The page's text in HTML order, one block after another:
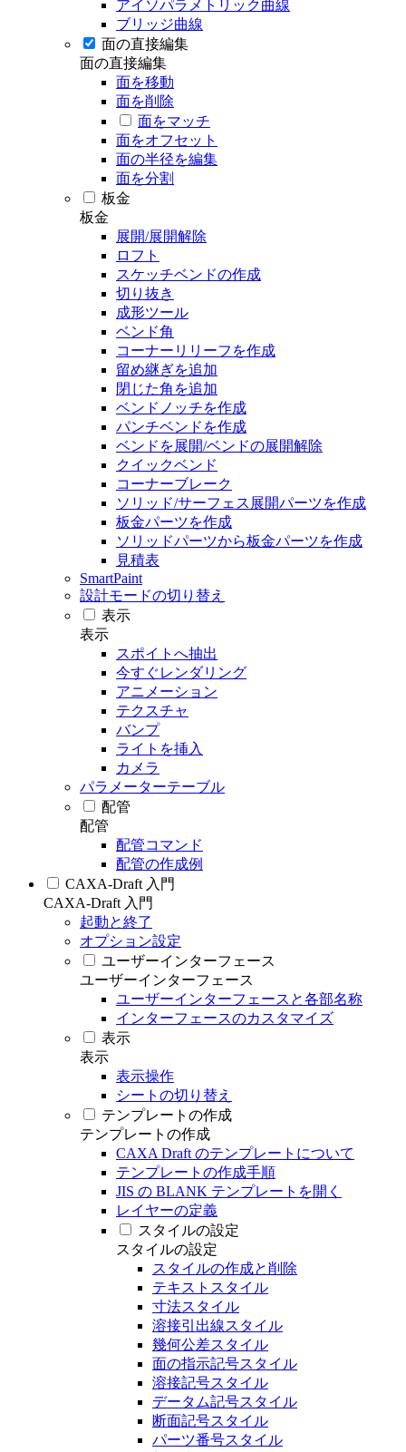
アイソパラメトリック曲線
ブリッジ曲線
面の直接編集
面の直接編集
面を移動
面を削除
面をマッチ
面をオフセット
面の半径を編集
面を分割
板金
板金
展開/展開解除
ロフト
スケッチベンドの作成
切り抜き
成形ツール
ベンド角
コーナーリリーフを作成
留め継ぎを追加
閉じた角を追加
ベンドノッチを作成
パンチベンドを作成
ベンドを展開/ベンドの展開解除
クイックベンド
コーナーブレーク
ソリッド/サーフェス展開パーツを作成
板金パーツを作成
ソリッドパーツから板金パーツを作成
見積表
SmartPaint
設計モードの切り替え
表示
表示
スポイトへ抽出
今すぐレンダリング
アニメーション
テクスチャ
バンプ
ライトを挿入
カメラ
パラメーターテーブル
配管
配管
配管コマンド
配管の作成例
CAXA-Draft 入門
CAXA-Draft 入門
起動と終了
オプション設定
ユーザーインターフェース
ユーザーインターフェース
ユーザーインターフェースと各部名称
インターフェースのカスタマイズ
表示
表示
表示操作
シートの切り替え
テンプレートの作成
テンプレートの作成
CAXA Draft のテンプレートについて
テンプレートの作成手順
JIS の BLANK テンプレートを開く
レイヤーの定義
スタイルの設定
スタイルの設定
スタイルの作成と削除
テキストスタイル
寸法スタイル
溶接引出線スタイル
幾何公差スタイル
面の指示記号スタイル
溶接記号スタイル
データム記号スタイル
断面記号スタイル
パーツ番号スタイル